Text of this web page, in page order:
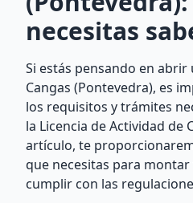
necesitas
Si estás pensando en
Cangas (Pontevedra), es
los requisitos y trámites
la Licencia de Actividad de
artículo, te
que necesitas para
cumplir con las